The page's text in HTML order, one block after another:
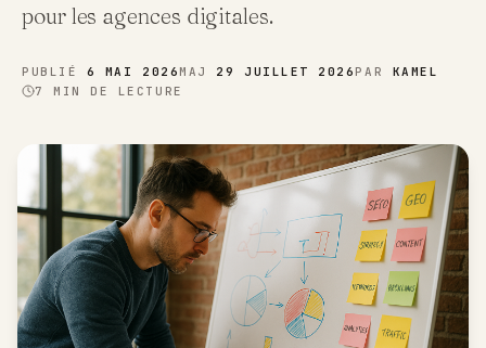
pour les agences digitales.
PUBLIÉ 6 MAI 2026 MAJ 29 JUILLET 2026 PAR
KAMEL
7
MIN DE LECTURE